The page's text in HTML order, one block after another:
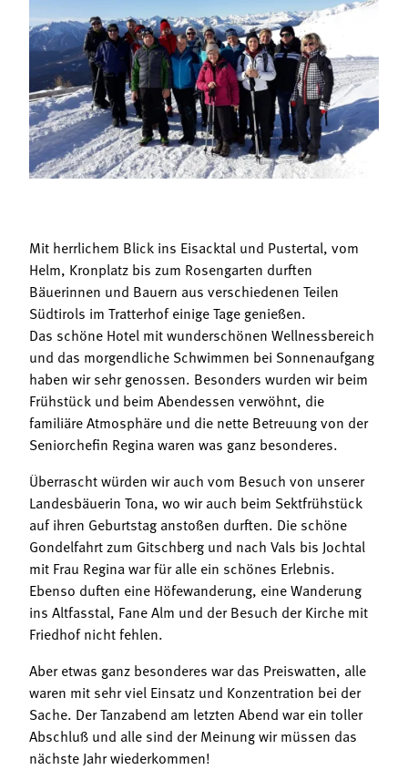
Mitgliedschaft
Landessekretariat
Bäuerliche Buffets
Hofgeschichten
Mit herrlichem Blick ins Eisacktal und Pustertal, vom
Helm, Kronplatz bis zum Rosengarten durften
Bäuerinnen und Bauern aus verschiedenen Teilen
Südtirols im Tratterhof einige Tage genießen.
Das schöne Hotel mit wunderschönen Wellnessbereich
und das morgendliche Schwimmen bei Sonnenaufgang
haben wir sehr genossen. Besonders wurden wir beim
Frühstück und beim Abendessen verwöhnt, die
familiäre Atmosphäre und die nette Betreuung von der
Seniorchefin Regina waren was ganz besonderes.
Überrascht würden wir auch vom Besuch von unserer
Landesbäuerin Tona, wo wir auch beim Sektfrühstück
auf ihren Geburtstag anstoßen durften. Die schöne
Gondelfahrt zum Gitschberg und nach Vals bis Jochtal
mit Frau Regina war für alle ein schönes Erlebnis.
Ebenso duften eine Höfewanderung, eine Wanderung
ins Altfasstal, Fane Alm und der Besuch der Kirche mit
Friedhof nicht fehlen.
Aber etwas ganz besonderes war das Preiswatten, alle
waren mit sehr viel Einsatz und Konzentration bei der
Sache. Der Tanzabend am letzten Abend war ein toller
Abschluß und alle sind der Meinung wir müssen das
nächste Jahr wiederkommen!